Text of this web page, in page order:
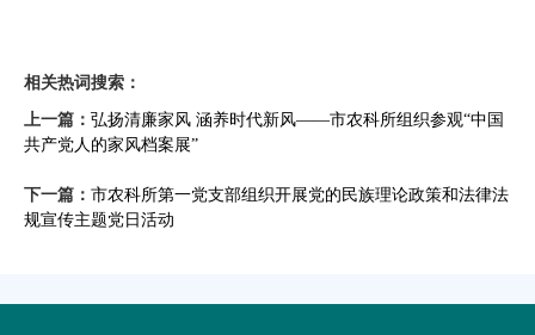
相关热词搜索：
上一篇： 弘扬清廉家风 涵养时代新风——市农科所组织参观“中国
共产党人的家风档案展”
下一篇： 市农科所第一党支部组织开展党的民族理论政策和法律法
规宣传主题党日活动